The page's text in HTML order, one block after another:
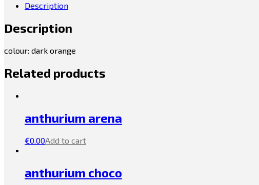
Description
Description
colour: dark orange
Related products
anthurium arena
€0.00Add to cart
anthurium choco